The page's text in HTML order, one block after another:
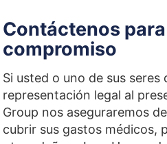
Contáctenos
compromiso
Si usted o uno de sus
representación legal al
Group nos aseguraremos
cubrir sus gastos médicos,